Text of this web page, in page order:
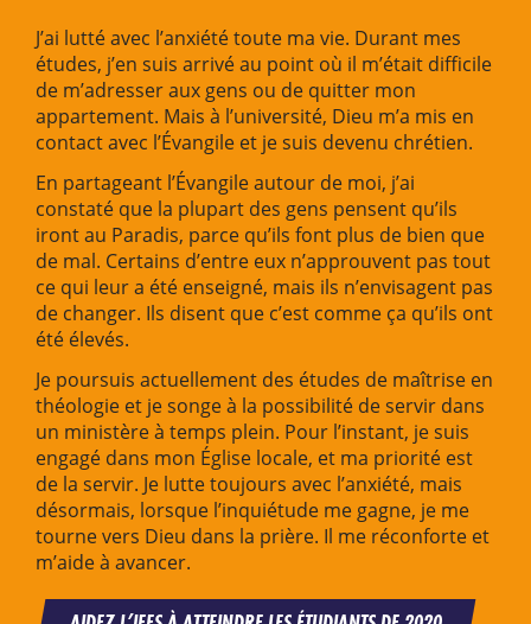
J’ai lutté avec l’anxiété toute ma vie. Durant mes
études, j’en suis arrivé au point où il m’était difficile
de m’adresser aux gens ou de quitter mon
appartement. Mais à l’université, Dieu m’a mis en
contact avec l’Évangile et je suis devenu chrétien.
En partageant l’Évangile autour de moi, j’ai
constaté que la plupart des gens pensent qu’ils
iront au Paradis, parce qu’ils font plus de bien que
de mal. Certains d’entre eux n’approuvent pas tout
ce qui leur a été enseigné, mais ils n’envisagent pas
de changer. Ils disent que c’est comme ça qu’ils ont
été élevés.
Je poursuis actuellement des études de maîtrise en
théologie et je songe à la possibilité de servir dans
un ministère à temps plein. Pour l’instant, je suis
engagé dans mon Église locale, et ma priorité est
de la servir. Je lutte toujours avec l’anxiété, mais
désormais, lorsque l’inquiétude me gagne, je me
tourne vers Dieu dans la prière. Il me réconforte et
m’aide à avancer.